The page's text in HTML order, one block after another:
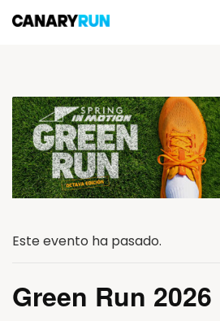
Este evento ha pasado.
Green Run 2026